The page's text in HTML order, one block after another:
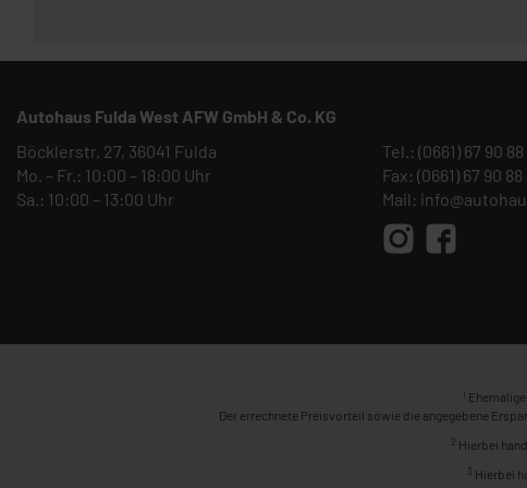
Autohaus Fulda West AFW GmbH & Co. KG
Böcklerstr. 27, 36041 Fulda
Mo. – Fr.: 10:00 – 18:00 Uhr
Sa.: 10:00 – 13:00 Uhr
Tel.: (0661) 67 90 88
Fax: (0661) 67 90 88
Mail:
1
Der errechnete Preisvorteil sowie die angegebene
2 Hierbei
3 Hierbei